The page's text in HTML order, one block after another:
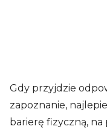
Gdy przyjdzie
zapoznanie,
barierę fizyczną,